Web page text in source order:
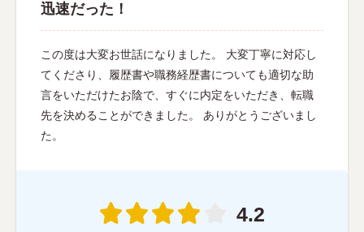
迅速だった！
この度は大変お世話になりました。 大変丁寧に対応し
てくださり、履歴書や職務経歴書についても適切な助
言をいただけたお陰で、すぐに内定をいただき、転職
先を決めることができました。 ありがとうございまし
た。
4.2